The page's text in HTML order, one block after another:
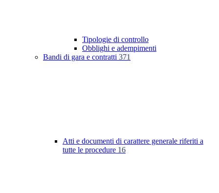
Tipologie di controllo
Obblighi e adempimenti
Bandi di gara e contratti 371
Atti e documenti di carattere generale riferiti a
tutte le procedure 16